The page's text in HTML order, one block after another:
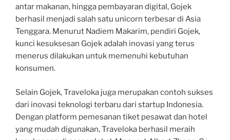
antar makanan, hingga pembayaran digital, Gojek
berhasil menjadi salah satu unicorn terbesar di Asia
Tenggara. Menurut Nadiem Makarim, pendiri Gojek,
kunci kesuksesan Gojek adalah inovasi yang terus
menerus dilakukan untuk memenuhi kebutuhan
konsumen.
Selain Gojek, Traveloka juga merupakan contoh sukses
dari inovasi teknologi terbaru dari startup Indonesia.
Dengan platform pemesanan tiket pesawat dan hotel
yang mudah digunakan, Traveloka berhasil meraih